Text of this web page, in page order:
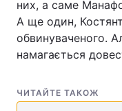
них, а саме
А ще один,
обвинуваченого.
намагається
ЧИТАЙТЕ ТАКОЖ